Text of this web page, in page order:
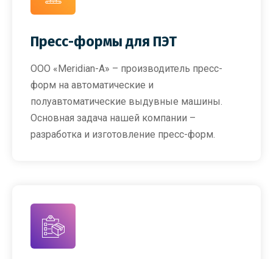
Пресс-формы для ПЭТ
ООО «Meridian-A» – производитель пресс-
форм на автоматические и
полуавтоматические выдувные машины.
Основная задача нашей компании –
разработка и изготовление пресс-форм.